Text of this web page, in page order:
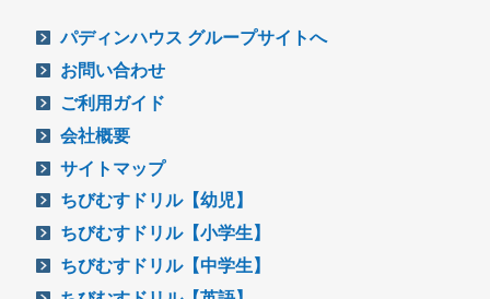
パディンハウス グループサイトへ
お問い合わせ
ご利用ガイド
会社概要
サイトマップ
ちびむすドリル【幼児】
ちびむすドリル【小学生】
ちびむすドリル【中学生】